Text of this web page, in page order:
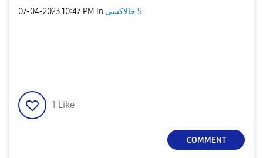
‎07-04-202310:47 PM in جالاكسى S
1 Like
COMMENT